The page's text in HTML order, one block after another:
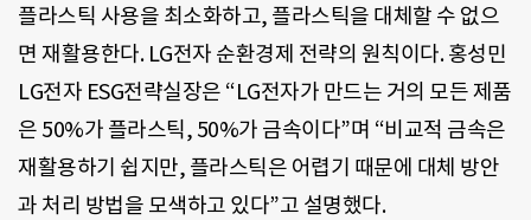
플라스틱 사용을 최소화하고, 플라스틱을 대체할 수 없으
면 재활용한다. LG전자 순환경제 전략의 원칙이다. 홍성민
LG전자 ESG전략실장은 “LG전자가 만드는 거의 모든 제품
은 50%가 플라스틱, 50%가 금속이다”며 “비교적 금속은
재활용하기 쉽지만, 플라스틱은 어렵기 때문에 대체 방안
과 처리 방법을 모색하고 있다”고 설명했다.